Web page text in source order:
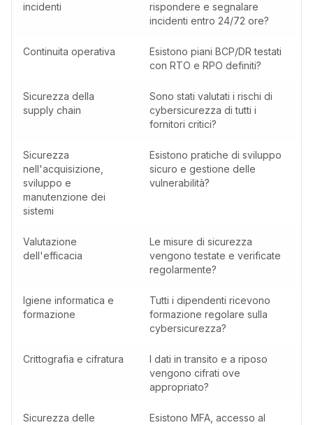
incidenti
rispondere e segnalare
incidenti entro 24/72 ore?
Continuita operativa
Esistono piani BCP/DR testati
con RTO e RPO definiti?
Sicurezza della
supply chain
Sono stati valutati i rischi di
cybersicurezza di tutti i
fornitori critici?
Sicurezza
nell'acquisizione,
sviluppo e
manutenzione dei
sistemi
Esistono pratiche di sviluppo
sicuro e gestione delle
vulnerabilità?
Valutazione
dell'efficacia
Le misure di sicurezza
vengono testate e verificate
regolarmente?
Igiene informatica e
formazione
Tutti i dipendenti ricevono
formazione regolare sulla
cybersicurezza?
Crittografia e cifratura
I dati in transito e a riposo
vengono cifrati ove
appropriato?
Sicurezza delle
Esistono MFA, accesso al